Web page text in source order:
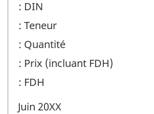
: DIN
: Teneur
: Quantité
: Prix (incluant FDH)
: FDH
Juin 20XX